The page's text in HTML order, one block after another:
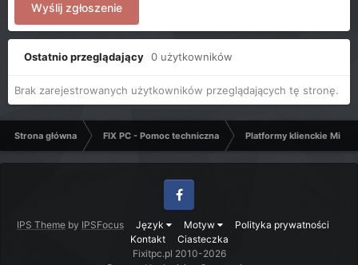
Wyślij zgłoszenie
Ostatnio przeglądający 0 użytkowników
Brak zarejestrowanych użytkowników przeglądających tę stronę.
Strona główna FIX PC - Pomoc techniczna Platformy klienckie
IPS Theme by IPSFocus Język Motyw
Polityka prywatności
Kontakt
Ciasteczka
Facebook
Fixitpc.pl 2010-2026